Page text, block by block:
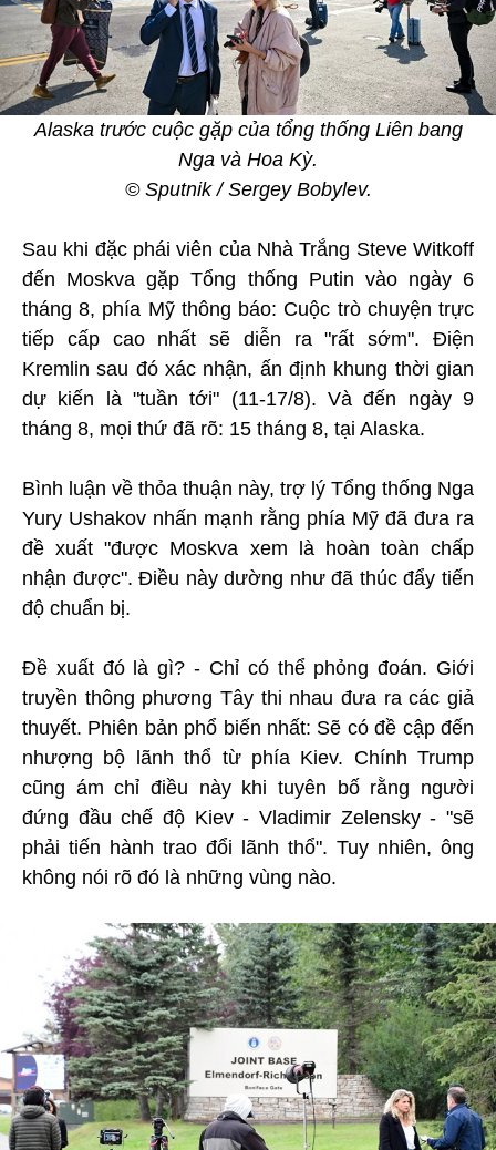
Alaska trước cuộc gặp của tổng thống Liên bang
Nga và Hoa Kỳ.
© Sputnik / Sergey Bobylev.
Sau khi đặc phái viên của Nhà Trắng Steve Witkoff
đến Moskva gặp Tổng thống Putin vào ngày 6
tháng 8, phía Mỹ thông báo: Cuộc trò chuyện trực
tiếp cấp cao nhất sẽ diễn ra "rất sớm". Điện
Kremlin sau đó xác nhận, ấn định khung thời gian
dự kiến là "tuần tới" (11-17/8). Và đến ngày 9
tháng 8, mọi thứ đã rõ: 15 tháng 8, tại Alaska.
Bình luận về thỏa thuận này, trợ lý Tổng thống Nga
Yury Ushakov nhấn mạnh rằng phía Mỹ đã đưa ra
đề xuất "được Moskva xem là hoàn toàn chấp
nhận được". Điều này dường như đã thúc đẩy tiến
độ chuẩn bị.
Đề xuất đó là gì? - Chỉ có thể phỏng đoán. Giới
truyền thông phương Tây thi nhau đưa ra các giả
thuyết. Phiên bản phổ biến nhất: Sẽ có đề cập đến
nhượng bộ lãnh thổ từ phía Kiev. Chính Trump
cũng ám chỉ điều này khi tuyên bố rằng người
đứng đầu chế độ Kiev - Vladimir Zelensky - "sẽ
phải tiến hành trao đổi lãnh thổ". Tuy nhiên, ông
không nói rõ đó là những vùng nào.